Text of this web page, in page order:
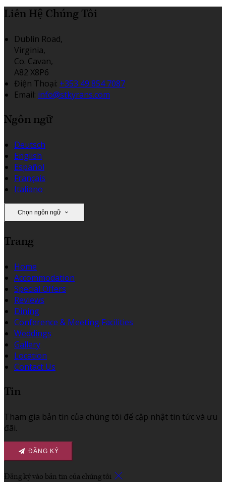
Liên Hệ Chúng Tôi
Dublin Road,
Virginia,
Co. Cavan,
A82 X8P6
Điện Thoại: +353 49 854 7087
Email: info@stkyrans.com
Ngôn ngữ
Deutsch
English
Español
Français
Italiano
Chọn ngôn ngữ
Trang
Home
Accommodation
Special Offers
Reviews
Dining
Conference & Meeting Facilities
Weddings
Gallery
Location
Contact Us
Tin
Tham gia bản tin của chúng tôi để cập nhật tin tức và ưu
đãi.
ĐĂNG KÝ
Đăng ký vào bản tin của chúng tôi